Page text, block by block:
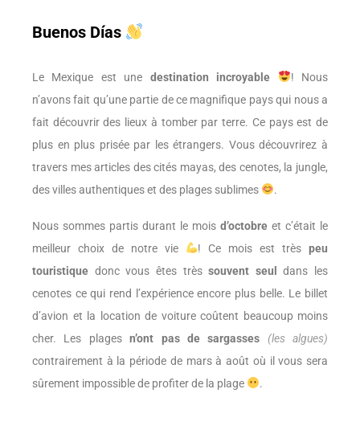
Buenos Días
Le Mexique est une destination incroyable
! Nous
n’avons fait qu’une partie de ce magnifique pays qui nous a
fait découvrir des lieux à tomber par terre. Ce pays est de
plus en plus prisée par les étrangers. Vous découvrirez à
travers mes articles des cités mayas, des cenotes, la jungle,
des villes authentiques et des plages sublimes
.
Nous sommes partis durant le mois d’octobre et c’était le
meilleur choix de notre vie
! Ce mois est très peu
touristique donc vous êtes trèssouvent seul
dans les
cenotes ce qui rend l’expérience encore plus belle. Le billet
d’avion et la location de voiture coûtent beaucoup moins
cher. Les plagesn’ont pas de sargasses
(les algues)
contrairement à la période de mars à août où il vous sera
sûrement impossible de profiter de la plage
.